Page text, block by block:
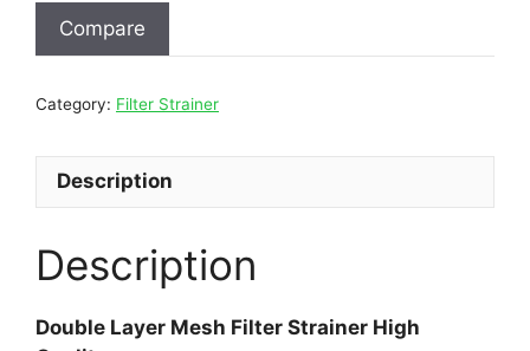
Compare
Category: Filter Strainer
Description
Description
Double Layer Mesh Filter Strainer High